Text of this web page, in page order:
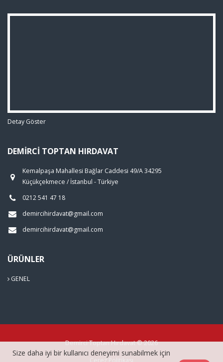
Detay Göster
DEMIRCI TOPTAN HIRDAVAT
Kemalpaşa Mahallesi Bağlar Caddesi 49/A 34295
Küçükçekmece / İstanbul - Türkiye
0212 541 47 18
demircihirdavat@gmail.com
demircihirdavat@gmail.com
ÜRÜNLER
GENEL
Demirci Toptan Hırdavat © 2026
Çerez Politikası
Size daha iyi bir kullanıcı deneyimi sunabilmek için